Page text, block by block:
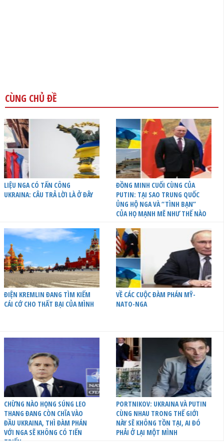
CÙNG CHỦ ĐỀ
LIỆU NGA CÓ TẤN CÔNG
UKRAINA: CÂU TRẢ LỜI LÀ Ở ĐÂY
ĐỒNG MINH CUỐI CÙNG CỦA
PUTIN: TẠI SAO TRUNG QUỐC
ỦNG HỘ NGA VÀ “TÌNH BẠN”
CỦA HỌ MẠNH MẼ NHƯ THẾ NÀO
ĐIỆN KREMLIN ĐANG TÌM KIẾM
CÁI CỚ CHO THẤT BẠI CỦA MÌNH
VỀ CÁC CUỘC ĐÀM PHÁN MỸ-
NATO-NGA
CHỪNG NÀO HỌNG SÚNG LEO
THANG ĐANG CÒN CHĨA VÀO
ĐẦU UKRAINA, THÌ ĐÀM PHÁN
VỚI NGA SẼ KHÔNG CÓ TIẾN
TRIỂN
PORTNIKOV: UKRAINA VÀ PUTIN
CÙNG NHAU TRONG THẾ GIỚI
NÀY SẼ KHÔNG TỒN TẠI, AI ĐÓ
PHẢI Ở LẠI MỘT MÌNH